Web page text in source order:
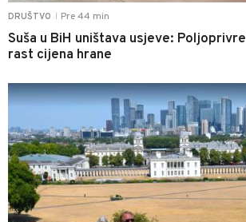
DRUŠTVO Pre 44 min
Suša u BiH uništava usjeve:
rast cijena hrane